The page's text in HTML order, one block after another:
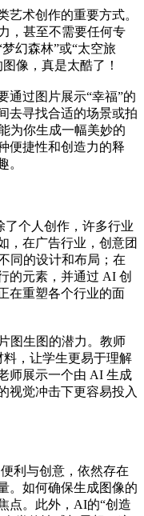
艺术创作的重要方式。
，甚至不需要任何专
幻森林”或“太空旅
像，真是太酷了！
通过图片展示“幸福”的
去寻找合适的场景或拍
为你生成一幅美妙的
便捷性和创造力的释
。
了个人创作，许多行业
，在广告行业，创意团
同的设计和布局；在
的元素，并通过 AI 创
在重塑各个行业的面
图生图的潜力。教师
，让学生更易于理解
师展示一个由 AI 生成
视觉冲击下更容易投入
利与创意，依然存在
。如何确保生成图像的
点。此外，AI的“创造